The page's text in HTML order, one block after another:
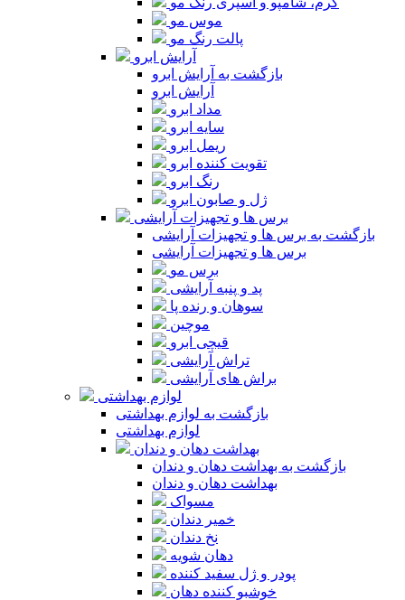
موس مو
پالت رنگ مو
آرایش ابرو
بازگشت به آرایش ابرو
آرایش ابرو
مداد ابرو
سایه ابرو
ریمل ابرو
تقویت کننده ابرو
رنگ ابرو
ژل و صابون ابرو
برس ها و تجهیزات آرایشی
بازگشت به برس ها و تجهیزات آرایشی
برس ها و تجهیزات آرایشی
برس مو
پد و پنبه آرایشی
سوهان و رنده پا
موچین
قیچی ابرو
تراش آرایشی
براش های آرایشی
لوازم بهداشتی
بازگشت به لوازم بهداشتی
لوازم بهداشتی
بهداشت دهان و دندان
بازگشت به بهداشت دهان و دندان
بهداشت دهان و دندان
مسواک
خمیر دندان
نخ دندان
دهان شویه
پودر و ژل سفید کننده
خوشبو کننده دهان